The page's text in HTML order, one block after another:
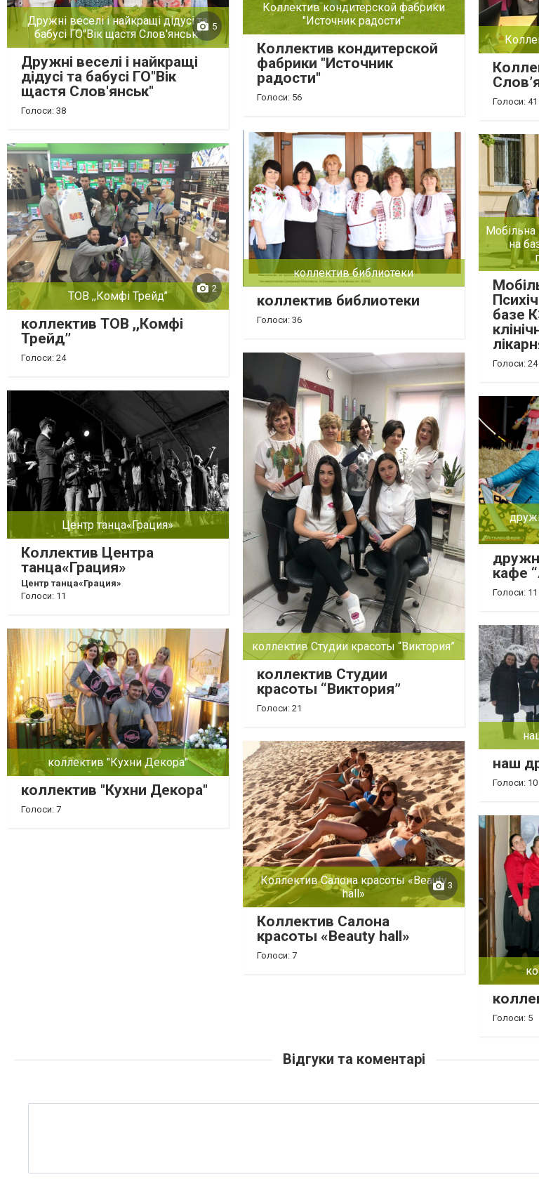
Коллектив кондитерской фабрики
"Источник радости"
Коллектив кондитерской
фабрики "Источник
радости"
Голоси: 56 Голоси: 41
Дружні веселі і найкращі дідусі та
бабусі ГО"Вік щастя Слов'янськ"
5
Дружні веселі і найкращі
дідусі та бабусі ГО"Вік
щастя Слов'янськ"
Голоси: 38
коллектив библиотеки
коллектив библиотеки
Голоси: 36
Мобільна
на
базе
Голоси: 24
ТОВ ,,Комфі Трейд’’
2
коллектив ТОВ ,,Комфі
Трейд’’
Голоси: 24
коллектив Студии красоты “Виктория”
коллектив Студии
красоты “Виктория”
Голоси: 21
Центр танца«Грация»
Коллектив Центра
танца«Грация»
Центр танца«Грация»
Голоси: 11
кафе
Голоси: 11
наш
Голоси: 10
коллектив "Кухни Декора"
коллектив "Кухни Декора"
Голоси: 7
Коллектив Салона красоты «Beauty
hall»
3
Коллектив Салона
красоты «Beauty hall»
Голоси: 7
Голоси: 5
Відгуки та коментарі